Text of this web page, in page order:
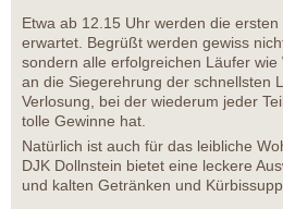
Etwa ab 12.15 Uhr werden die
erwartet. Begrüßt werden gewiss
sondern alle erfolgreichen Läufer wie
an die Siegerehrung der schnellsten
Verlosung, bei der wiederum jeder
tolle Gewinne hat.
Natürlich ist auch für das leibliche
DJK Dollnstein bietet eine leckere
und kalten Getränken und